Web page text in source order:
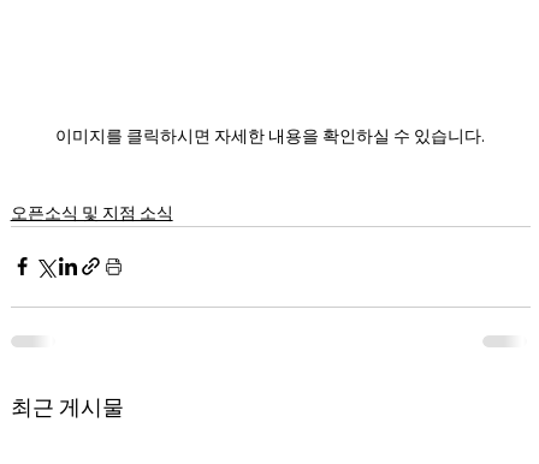
이미지를 클릭하시면 자세한 내용을 확인하실 수 있습니다.
오픈소식 및 지점 소식
최근 게시물